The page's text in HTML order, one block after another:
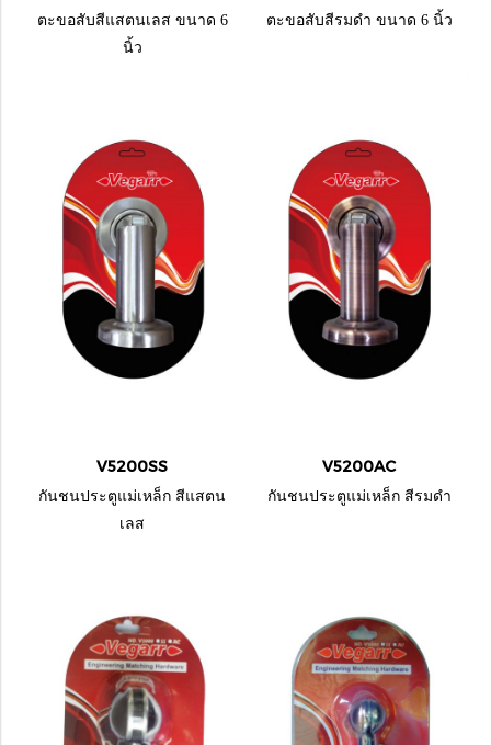
ตะขอสับสีแสตนเลส ขนาด 6
นิ้ว
ตะขอสับสีรมดำ ขนาด 6 นิ้ว
V5200SS
กันชนประตูแม่เหล็ก สีแสตน
เลส
V5200AC
กันชนประตูแม่เหล็ก สีรมดำ